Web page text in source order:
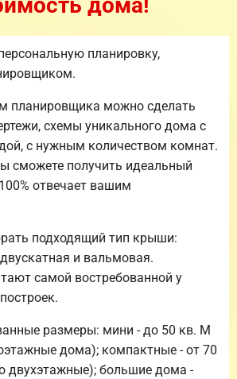
планировку,
планировщика можно сделать
схемы уникального дома с
с нужным количеством комнат.
сможете получить идеальный
отвечает вашим
подходящий тип крыши:
и вальмовая.
самой востребованной у
размеры: мини - до 50 кв. М
дома); компактные - от 70
двухэтажные); большие дома -